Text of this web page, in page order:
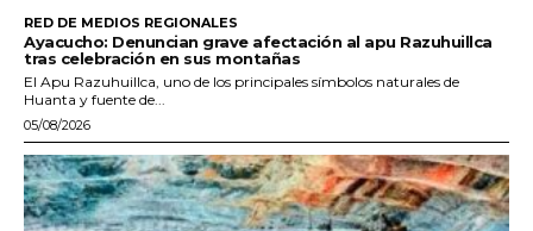
RED DE MEDIOS REGIONALES
Ayacucho: Denuncian grave afectación al apu Razuhuillca
tras celebración en sus montañas
El Apu Razuhuillca, uno de los principales símbolos naturales de
Huanta y fuente de...
05/08/2026